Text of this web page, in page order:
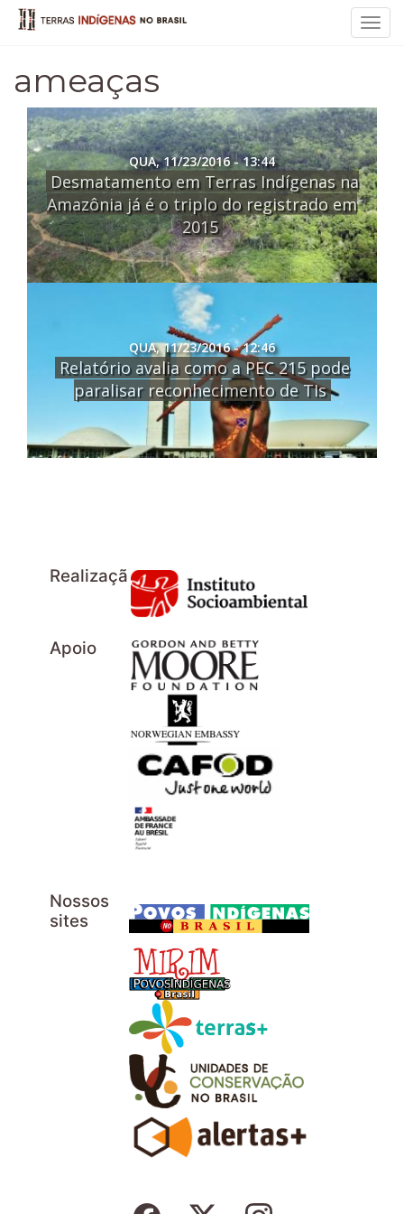
ameaças
QUA, 11/23/2016 - 13:44
Desmatamento em Terras Indígenas na
Amazônia já é o triplo do registrado em
2015
QUA, 11/23/2016 - 12:46
Relatório avalia como a PEC 215 pode
paralisar reconhecimento de TIs